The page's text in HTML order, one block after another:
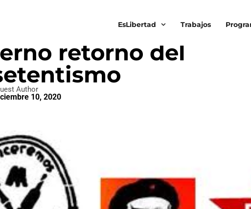
EsLibertad Trabajos
retorno del
Author
10, 2020